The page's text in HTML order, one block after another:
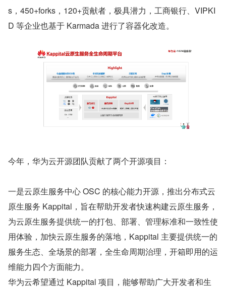
s，450+forks，120+贡献者，极具潜力，工商银行、VIPKI
D 等企业也基于 Karmada 进行了容器化改造。
今年，华为云开源团队贡献了两个开源项目：
一是云原生服务中心 OSC 的核心能力开源，推出分布式云
原生服务 Kappital，旨在帮助开发者快速构建云原生服务，
为云原生服务提供统一的打包、部署、管理标准和一致性使
用体验，加快云原生服务的落地，Kappital 主要提供统一的
服务生态、全场景的部署，全生命周期治理，开箱即用的运
维能力四个方面能力。
华为云希望通过 Kappital 项目，能够帮助广大开发者和生